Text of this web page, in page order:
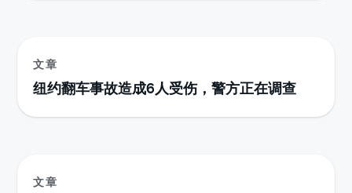
文章
纽约翻车事故造成6人受伤，警方正在调查
文章